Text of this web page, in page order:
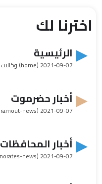
اخترنا لك
الرئيسية
2021-09-07 (home) وكالات
أخبار حضرموت
2021-09-07 (hadramout-news) وكالات
أخبار المحافظات
2021-09-07 (governorates-news) وكالات